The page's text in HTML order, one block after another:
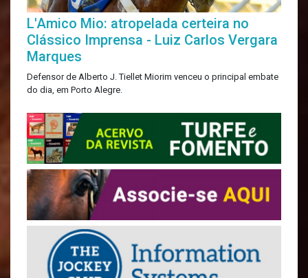
L'Amico Mio: atropelada certeira no
Clássico Imprensa - Luiz Carlos Vergara
Marques
Defensor de Alberto J. Tiellet Miorim venceu o principal embate
do dia, em Porto Alegre.